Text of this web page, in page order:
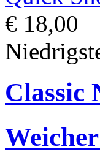
€ 18,00
Classic